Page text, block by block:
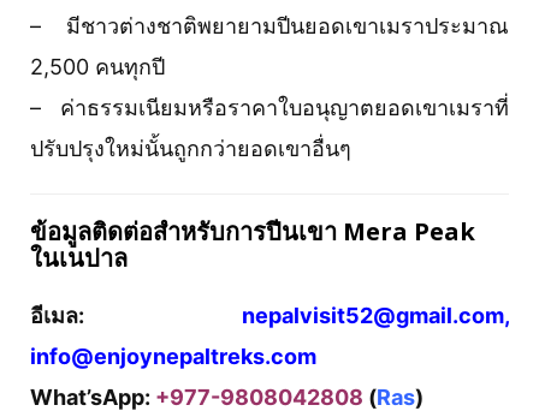
– มีชาวต่างชาติพยายามปีนยอดเขาเมราประมาณ
2,500 คนทุกปี
– ค่าธรรมเนียมหรือราคาใบอนุญาตยอดเขาเมราที่
ปรับปรุงใหม่นั้นถูกกว่ายอดเขาอื่นๆ
ข้อมูลติดต่อสำหรับการปีนเขา Mera Peak
ในเนปาล
อีเมล: nepalvisit52@gmail.com,
info@enjoynepaltreks.com
What’sApp: +977-9808042808 (Ras)